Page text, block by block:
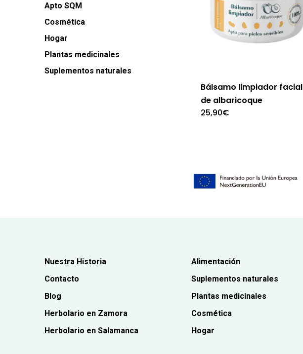
Apto SQM
Cosmética
Hogar
Plantas medicinales
Suplementos naturales
Bálsamo limpiador facial
de albaricoque
25,90€
Nuestra Historia
Contacto
Blog
Herbolario en Zamora
Herbolario en Salamanca
Alimentación
Suplementos naturales
Plantas medicinales
Cosmética
Hogar